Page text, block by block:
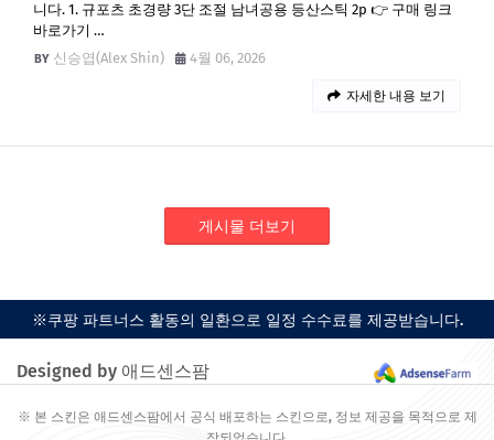
니다. 1. 규포츠 초경량 3단 조절 남녀공용 등산스틱 2p 👉 구매 링크
바로가기 …
신승엽(Alex Shin)
4월 06, 2026
자세한 내용 보기
게시물 더보기
※쿠팡 파트너스 활동의 일환으로 일정 수수료를 제공받습니다.
Designed by 애드센스팜
※ 본 스킨은 애드센스팜에서 공식 배포하는 스킨으로, 정보 제공을 목적으로 제